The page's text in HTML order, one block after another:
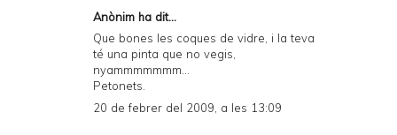
Anònim ha dit...
Que bones les coques de vidre, i la teva
té una pinta que no vegis,
nyammmmmmm...
Petonets.
20 de febrer del 2009, a les 13:09